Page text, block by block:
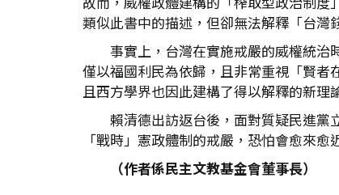
類似此書中的描述，但卻無法解釋「台灣
事實上，台灣在實施戒嚴的威權統治
僅以福國利民為依歸，且非常重視「賢者
且西方學界也因此建構了得以解釋的新理
賴清德出訪返台後，面對質疑民進黨
「戰時」憲政體制的戒嚴，恐怕會愈來愈
（作者係民主文教基金會董事長）